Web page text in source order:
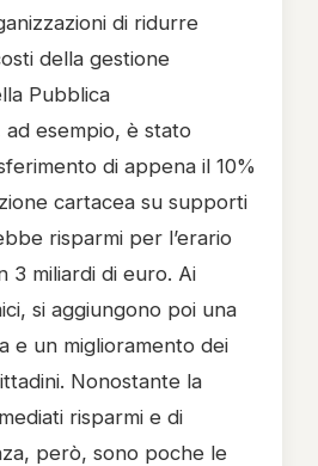
di ridurre
della gestione
Pubblica
ad esempio, è stato
di appena il 10%
cartacea su supporti
risparmi per l’erario
3 miliardi di euro. Ai
si aggiungono poi una
e un miglioramento dei
Nonostante la
risparmi e di
però, sono poche le